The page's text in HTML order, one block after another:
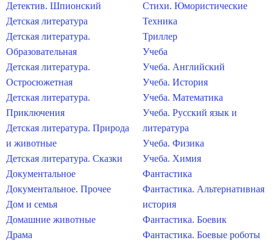
Детектив. Шпионский
Детская литература
Детская литература.
Образовательная
Детская литература.
Остросюжетная
Детская литература.
Приключения
Детская литература. Природа
и животные
Детская литература. Сказки
Документальное
Документальное. Прочее
Дом и семья
Домашние животные
Драма
Стихи. Юмористические
Техника
Триллер
Учеба
Учеба. Английский
Учеба. История
Учеба. Математика
Учеба. Русский язык и
литература
Учеба. Физика
Учеба. Химия
Фантастика
Фантастика. Альтернативная
история
Фантастика. Боевик
Фантастика. Боевые роботы